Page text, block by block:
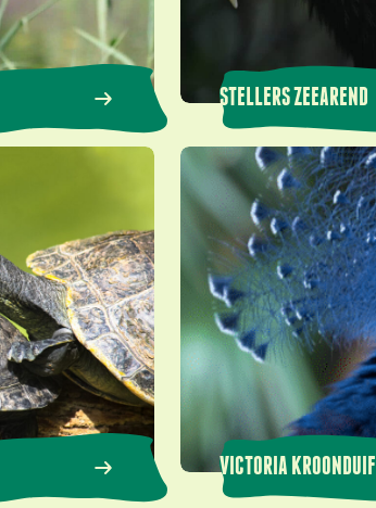
STELLERS ZEEAREND
VICTORIA KROONDUIF
Victoria kroonduif